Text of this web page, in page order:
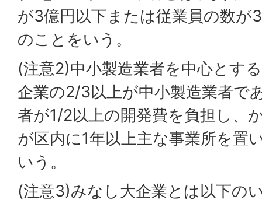
が3億円以下または従業員の数が
のことをいう。
(注意2)中小製造業者を中心とす
企業の2/3以上が中小製造業者で
者が1/2以上の開発費を負担し、
が区内に1年以上主な事業所を置
いう。
(注意3)みなし大企業とは以下の